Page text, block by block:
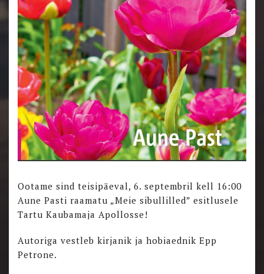
Ootame sind teisipäeval, 6. septembril kell 16:00
Aune Pasti raamatu „Meie sibullilled” esitlusele
Tartu Kaubamaja Apollosse!
Autoriga vestleb kirjanik ja hobiaednik Epp
Petrone.